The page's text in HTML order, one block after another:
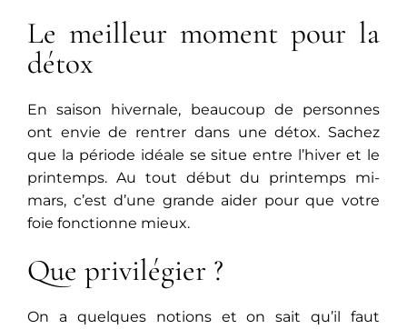
Le meilleur moment pour la
détox
En saison hivernale, beaucoup de personnes
ont envie de rentrer dans une détox. Sachez
que la période idéale se situe entre l’hiver et le
printemps. Au tout début du printemps mi-
mars, c’est d’une grande aider pour que votre
foie fonctionne mieux.
Que privilégier ?
On a quelques notions et on sait qu’il faut